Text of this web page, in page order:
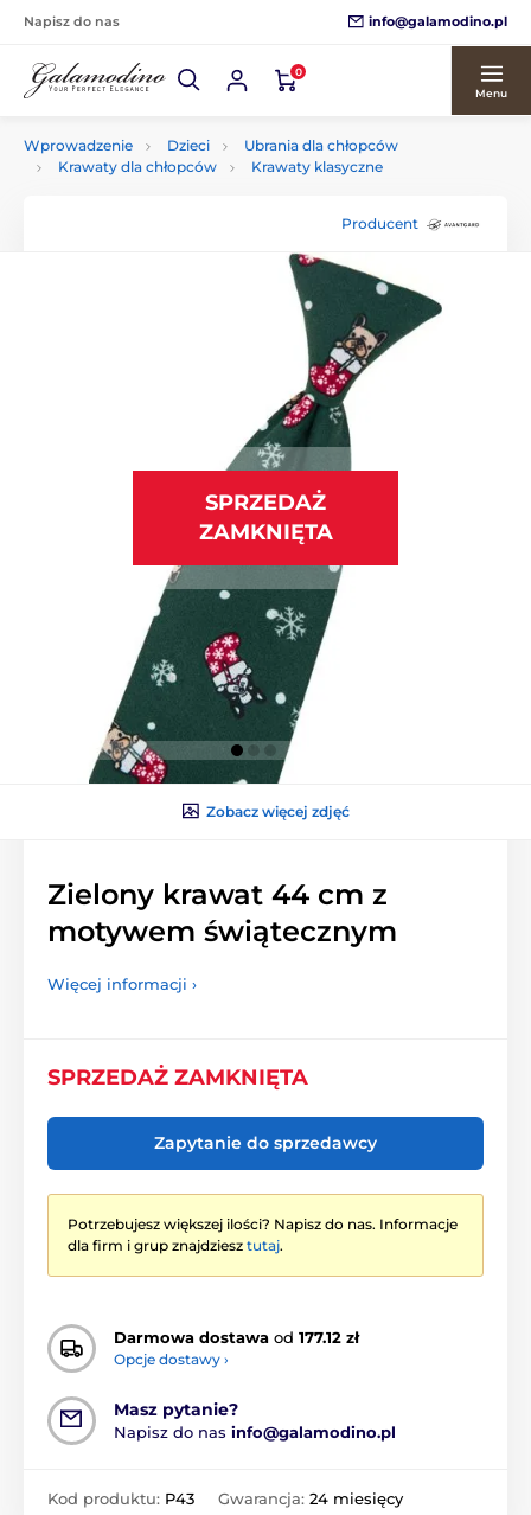
Napisz do nas info@galamodino.pl
0
Menu
Wprowadzenie Dzieci
Ubrania dla chłopców
Krawaty dla chłopców
Krawaty klasyczne
Producent
SPRZEDAŻ
ZAMKNIĘTA
Zobacz więcej zdjęć
Zielony krawat 44 cm z
motywem świątecznym
Więcej informacji ›
SPRZEDAŻ ZAMKNIĘTA
Zapytanie do sprzedawcy
Potrzebujesz większej ilości? Napisz do nas. Informacje
dla firm i grup znajdziesz tutaj.
Darmowa dostawa od 177.12 zł
Opcje dostawy ›
Masz pytanie?
Napisz do nas info@galamodino.pl
Kod produktu: P43 Gwarancja: 24 miesięcy